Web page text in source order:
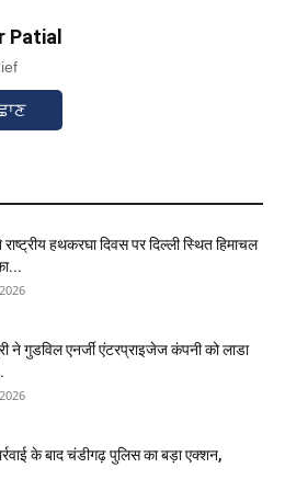
Patial
राष्ट्रीय हथकरघा दिवस पर दिल्ली स्थित हिमाचल
ने गुडविल एनर्जी एंटरप्राइजेज कंपनी को लाडा
के बाद चंडीगढ़ पुलिस का बड़ा एक्शन,